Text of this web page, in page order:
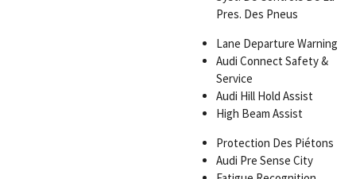
Pres. Des Pneus
Lane Departure Warning
Audi Connect Safety &
Service
Audi Hill Hold Assist
High Beam Assist
Protection Des Piétons
Audi Pre Sense City